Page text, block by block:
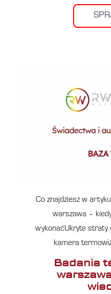
Co znajdziesz w
warszawa –
wykonaćUkryte straty
kamera
Badania